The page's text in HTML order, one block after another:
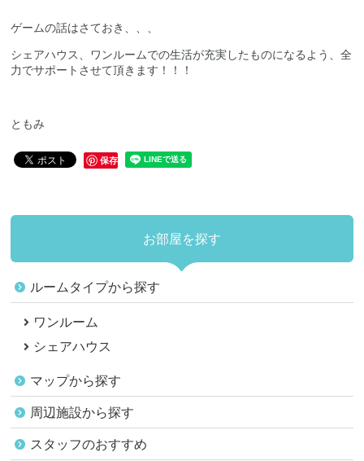
ゲームの話はさておき、、、
シェアハウス、ワンルームでの生活が充実したものになるよう、全
力でサポートさせて頂きます！！！
ともみ
保存
お部屋を探す
ルームタイプから探す
ワンルーム
シェアハウス
マップから探す
周辺施設から探す
スタッフのおすすめ